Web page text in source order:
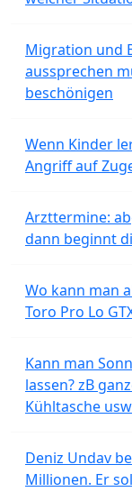
Migration und
aussprechen
beschönigen
Wenn Kinder
Angriff auf
Arzttermine:
dann beginnt
Wo kann man
Toro Pro Lo
Kann man
lassen? zB
Kühltasche
Deniz Undav
Millionen. Er